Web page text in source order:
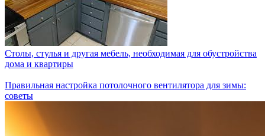
Столы, стулья и другая мебель, необходимая для обустройства
дома и квартиры
Правильная настройка потолочного вентилятора для зимы:
советы